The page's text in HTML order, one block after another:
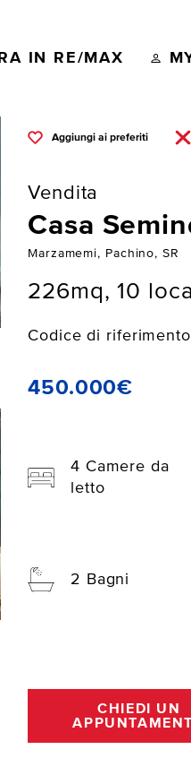
IN RE/MAX
Aggiungi ai preferiti
Vendita
Casa
Marzamemi, Pachino, SR
226mq, 10
Codice di
450.000€
4 Camere da
letto
2 Bagni
CHIEDI UN